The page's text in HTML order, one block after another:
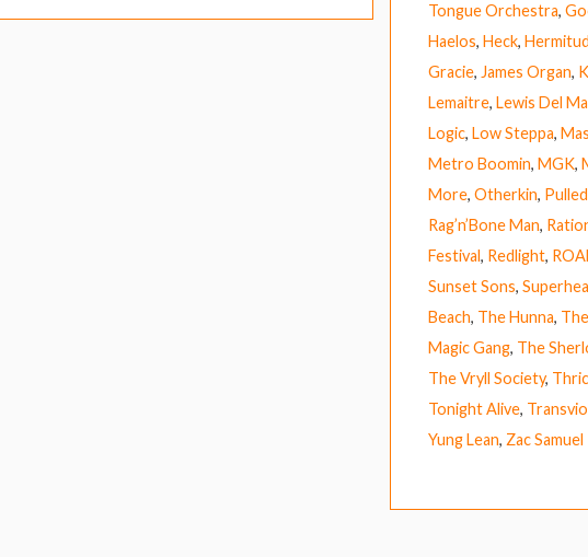
Tongue Orchestra,
Haelos, Heck,
Gracie, James Organ,
Lemaitre, Lewis Del
Logic, Low Steppa,
Metro Boomin, MGK,
More, Otherkin,
Rag’n’Bone Man,
Festival, Redlight,
Sunset Sons,
Beach, The Hunna,
Magic Gang, The
The Vryll Society,
Tonight Alive,
Yung Lean, Zac Samuel